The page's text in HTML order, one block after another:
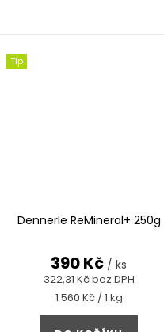
Tip
Dennerle ReMineral+ 250g
322,31 Kč bez DPH
390 Kč / ks
Měrná
cena:
1 560 Kč / 1 kg